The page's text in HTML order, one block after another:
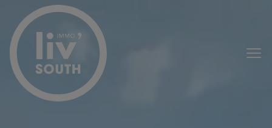
Passer le menu et aller au contenu